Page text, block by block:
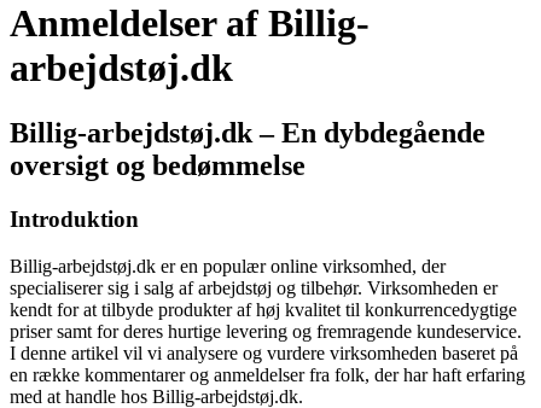
Anmeldelser af Billig-
arbejdstøj.dk
Billig-arbejdstøj.dk – En dybdegående
oversigt og bedømmelse
Introduktion
Billig-arbejdstøj.dk er en populær online virksomhed, der
specialiserer sig i salg af arbejdstøj og tilbehør. Virksomheden er
kendt for at tilbyde produkter af høj kvalitet til konkurrencedygtige
priser samt for deres hurtige levering og fremragende kundeservice.
I denne artikel vil vi analysere og vurdere virksomheden baseret på
en række kommentarer og anmeldelser fra folk, der har haft erfaring
med at handle hos Billig-arbejdstøj.dk.